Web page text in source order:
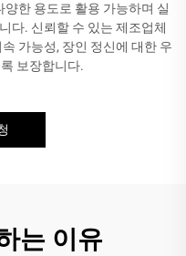
한 용도로 활용 가능하며 실
다. 신뢰할 수 있는 제조업체
가능성, 장인 정신에 대한 우
보장합니다.
는 이유